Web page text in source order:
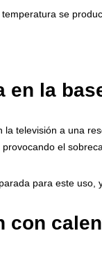
se
en la
televisión a una
el
para este uso,
con